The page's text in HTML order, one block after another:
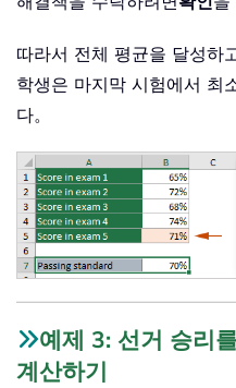
따라서 전체 평균을 달성하
학생은 마지막 시험에서 최
다。
예제 3: 선거 승리
계산하기